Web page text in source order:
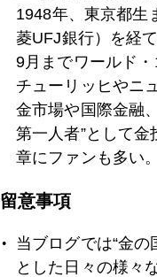
2017年12月19日
2017年12月18日
1948年、東京都生
菱UFJ銀行）を経
9月までワールド
チューリッヒやニ
金市場や国際金融
第一人者”として
章にファンも多い
留意事項
当ブログでは“金
とした日々の様々